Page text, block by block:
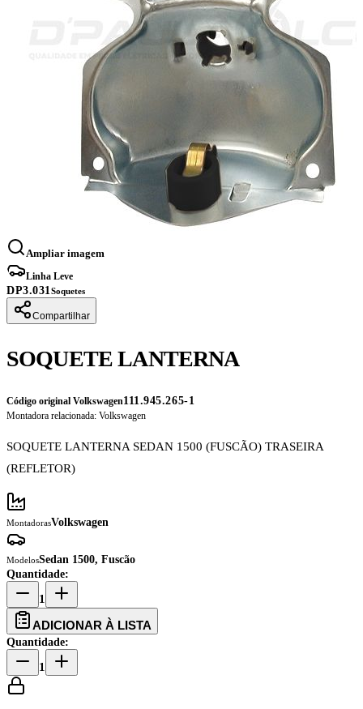
Ampliar imagem
Linha Leve
DP3.031Soquetes
Compartilhar
SOQUETE LANTERNA
Código original Volkswagen111.945.265-1
Montadora relacionada: Volkswagen
SOQUETE LANTERNA SEDAN 1500 (FUSCÃO) TRASEIRA
(REFLETOR)
MontadorasVolkswagen
ModelosSedan 1500, Fuscão
Quantidade:
1
ADICIONAR À LISTA
Quantidade:
1